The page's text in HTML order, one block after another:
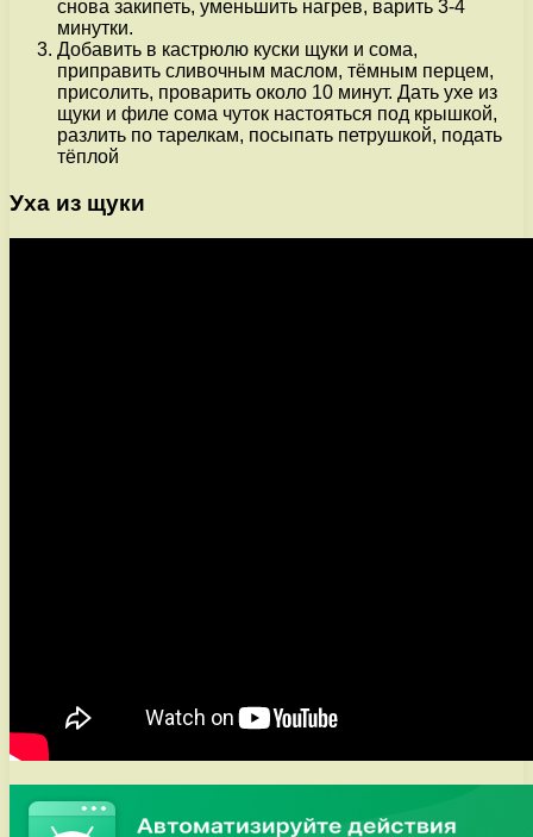
снова закипеть, уменьшить нагрев, варить 3-4
минутки.
Добавить в кастрюлю куски щуки и сома,
приправить сливочным маслом, тёмным перцем,
присолить, проварить около 10 минут. Дать ухе из
щуки и филе сома чуток настояться под крышкой,
разлить по тарелкам, посыпать петрушкой, подать
тёплой
Уха из щуки